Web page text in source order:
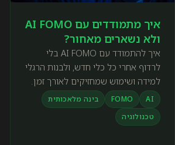
איך מתמודדים עם AI FOMO
ולא נשארים מאחור?
איך להתמודד עם AI FOMO בלי
לרדוף אחרי כל כלי חדש, ולבנות הרגלי
למידה ושימוש שמחזיקים לאורך זמן.
AI
FOMO
בינה מלאכותית
טכנולוגיה